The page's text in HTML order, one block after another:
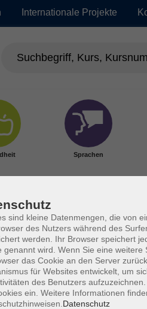
Internationale Projekte
Sprachen
sind kleine Datenmengen, die von
des Nutzers während des
werden. Ihr Browser speichert
genannt wird. Wenn Sie eine
das Cookie an den Server
für Websites entwickelt, um
des Benutzers
ein. Weitere Informationen
Datenschutz